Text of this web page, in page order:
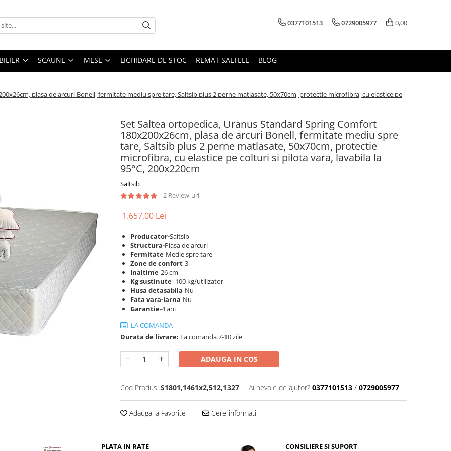
0377101513 0729005977 0,00
SCAUNE MESE LICHIDARE DE STOC REMAT SALTELE BLOG
plasa de arcuri Bonell, fermitate mediu spre tare, Saltsib plus 2 perne matlasate, 50x70cm, protectie microfibra, cu elastice pe
Set Saltea ortopedica, Uranus Standard Spring Comfort
180x200x26cm, plasa de arcuri Bonell, fermitate mediu spre
tare, Saltsib plus 2 perne matlasate, 50x70cm, protectie
microfibra, cu elastice pe colturi si pilota vara, lavabila la
95°C, 200x220cm
Saltsib
2 Review-uri
1.657,00 Lei
Producator-Saltsib
Structura-Plasa de arcuri
Fermitate-Medie spre tare
Zone de confort-3
Inaltime-26 cm
Kg sustinute- 100 kg/utilizator
Husa detasabila-Nu
Fata vara-iarna-Nu
Garantie-4 ani
LA COMANDA
Durata de livrare: La comanda 7-10 zile
ADAUGA IN COS
Cod Produs: S1801,1461x2,512,1327 Ai nevoie de ajutor? 0377101513 / 0729005977
Adauga la Favorite Cere informatii
PLATA IN RATE CONSILIERE SI SUPORT